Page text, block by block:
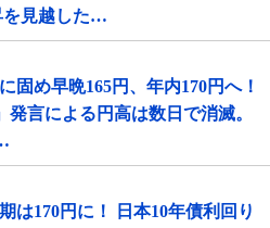
を見越した…
固め早晩165円、年内170円へ！
言による円高は数日で消滅。
は170円に！ 日本10年債利回り